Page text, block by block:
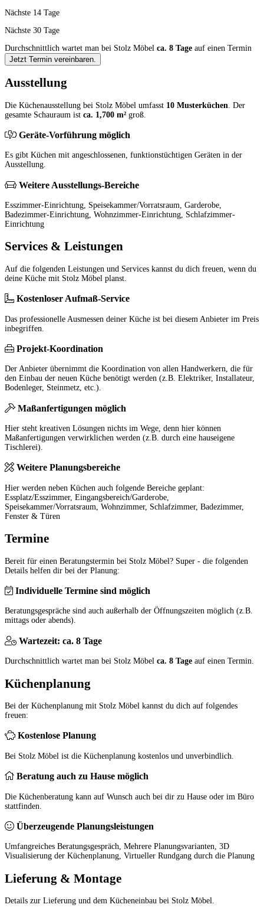
Nächste 14 Tage
Nächste 30 Tage
Durchschnittlich wartet man bei Stolz Möbel ca. 8 Tage auf einen Termin
Jetzt Termin vereinbaren.
Ausstellung
Die Küchenausstellung bei Stolz Möbel umfasst 10 Musterküchen . Der
gesamte Schauraum ist ca. 1,700 m² groß.
Geräte-Vorführung möglich
Es gibt Küchen mit angeschlossenen, funktionstüchtigen Geräten in der
Ausstellung.
Weitere Ausstellungs-Bereiche
Esszimmer-Einrichtung, Speisekammer/Vorratsraum, Garderobe,
Badezimmer-Einrichtung, Wohnzimmer-Einrichtung, Schlafzimmer-
Einrichtung
Services & Leistungen
Auf die folgenden Leistungen und Services kannst du dich freuen, wenn du
deine Küche mit Stolz Möbel planst.
Kostenloser Aufmaß-Service
Das professionelle Ausmessen deiner Küche ist bei diesem Anbieter im Preis
inbegriffen.
Projekt-Koordination
Der Anbieter übernimmt die Koordination von allen Handwerkern, die für
den Einbau der neuen Küche benötigt werden (z.B. Elektriker, Installateur,
Bodenleger, Steinmetz, etc.).
Maßanfertigungen möglich
Hier steht kreativen Lösungen nichts im Wege, denn hier können
Maßanfertigungen verwirklichen werden (z.B. durch eine hauseigene
Tischlerei).
Weitere Planungsbereiche
Hier werden neben Küchen auch folgende Bereiche geplant:
Essplatz/Esszimmer, Eingangsbereich/Garderobe,
Speisekammer/Vorratsraum, Wohnzimmer, Schlafzimmer, Badezimmer,
Fenster & Türen
Termine
Bereit für einen Beratungstermin bei Stolz Möbel? Super - die folgenden
Details helfen dir bei der Planung:
Individuelle Termine sind möglich
Beratungsgespräche sind auch außerhalb der Öffnungszeiten möglich (z.B.
mittags oder abends).
Wartezeit: ca. 8 Tage
Durchschnittlich wartet man bei Stolz Möbel ca. 8 Tage auf einen Termin.
Küchenplanung
Bei der Küchenplanung mit Stolz Möbel kannst du dich auf folgendes
freuen:
Kostenlose Planung
Bei Stolz Möbel ist die Küchenplanung kostenlos und unverbindlich.
Beratung auch zu Hause möglich
Die Küchenberatung kann auf Wunsch auch bei dir zu Hause oder im Büro
stattfinden.
Überzeugende Planungsleistungen
Umfangreiches Beratungsgespräch, Mehrere Planungsvarianten, 3D
Visualisierung der Küchenplanung, Virtueller Rundgang durch die Planung
Lieferung & Montage
Details zur Lieferung und dem Kücheneinbau bei Stolz Möbel.